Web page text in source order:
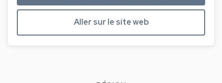
Aller sur le site web